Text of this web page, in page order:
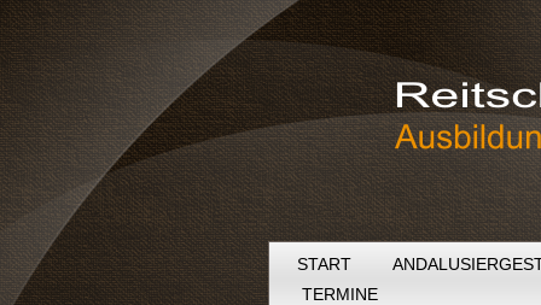
START
TERMINE